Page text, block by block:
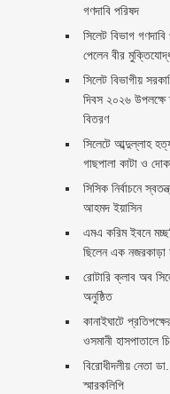
গণদাবি পরিষদ
সিলেট বিভাগ
পেলেন বীর
সিলেট বিভাগীয়
দিবস ২০২৬
বিতরণ ‎ ‎
সিলেটে আব্দুল্লাহ
গাছপালা কাটা ও
সিসিক নির্বাচনে
আহমদ ইয়াসিন
এমএ করিম ইবনে
ছিলেন এক নজরকাড়া
রোটারি ক্লাব অব
অনুষ্ঠিত
কানাইঘাটে
ওসমানী হাসপাতালে
বিরোধীদলীয় নেতা
স্মারকলিপি ‎